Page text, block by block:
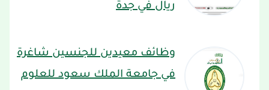
ريال في جدة
وظائف معيدين للجنسين شاغرة
في جامعة الملك سعود للعلوم